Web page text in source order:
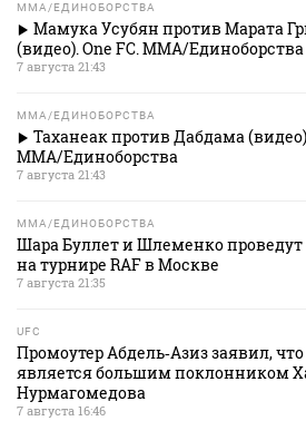
MMA/ЕДИНОБОРСТВА
Мамука Усубян против Марата
(видео). One FC. MMA/Единоборства
7 августа 21:43
MMA/ЕДИНОБОРСТВА
Таханеак против Дабдама
MMA/Единоборства
7 августа 21:43
MMA/ЕДИНОБОРСТВА
Шара Буллет и Шлеменко проведут
на турнире RAF в Москве
7 августа 21:35
UFC
Промоутер Абдель‑Азиз заявил,
является большим поклонником
Нурмагомедова
7 августа 16:46